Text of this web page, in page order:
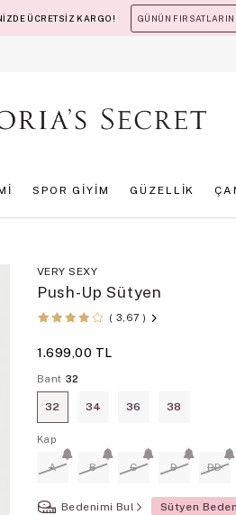
ÜCRETSİZ KARGO! GÜNÜN
SPOR GİYİM GÜZELLİK
VERY SEXY
Push-Up Sütyen
3,67
1.699,00 TL
Bant 32
32 34 36 38
Kap
A B C D DD
Bedenimi Bul Sütyen